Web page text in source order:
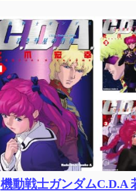
機動戦士ガンダムC.D.A